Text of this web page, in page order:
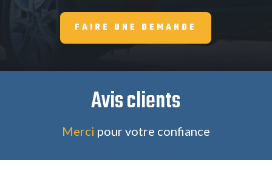
FAIRE UNE DEMANDE
Avis clients
Merci pour votre confiance